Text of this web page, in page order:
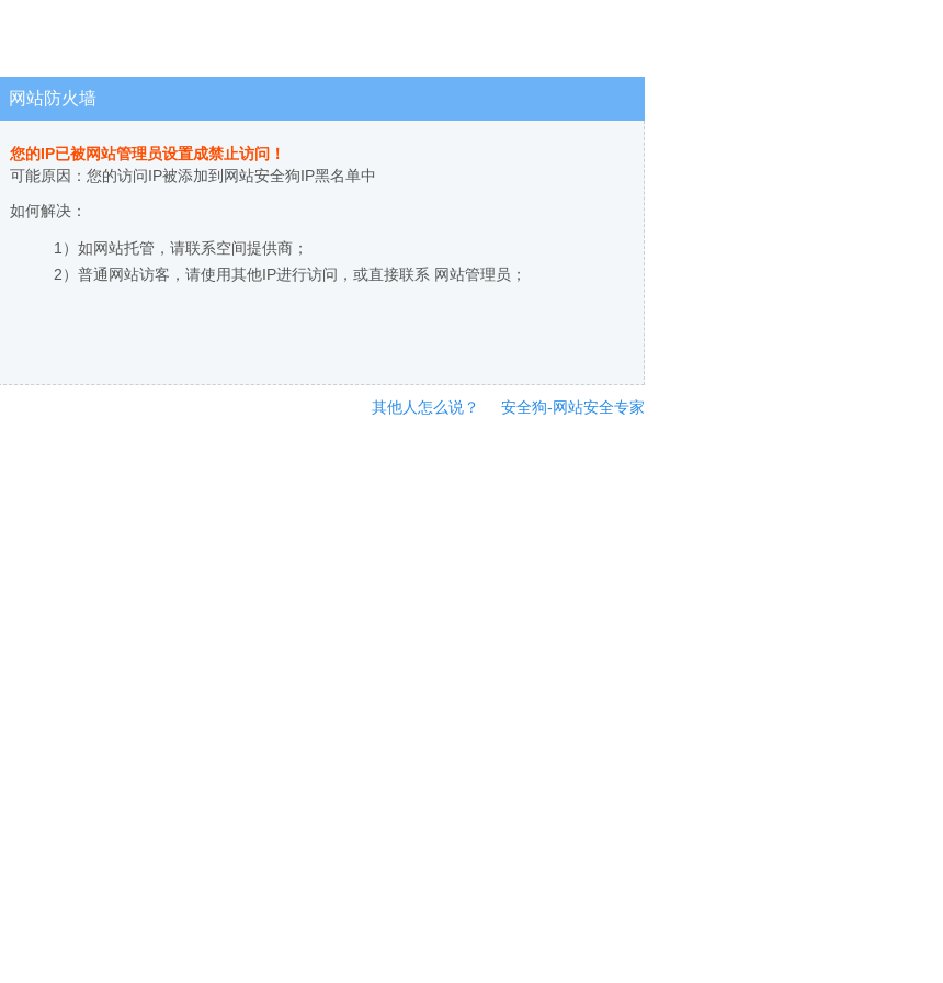
网站防火墙
您的IP已被网站管理员设置成禁止访问！
可能原因：您的访问IP被添加到网站安全狗IP黑名单中
如何解决：
1）如网站托管，请联系空间提供商；
2）普通网站访客，请使用其他IP进行访问，或直接联系 网站管理员；
其他人怎么说？ 安全狗-网站安全专家